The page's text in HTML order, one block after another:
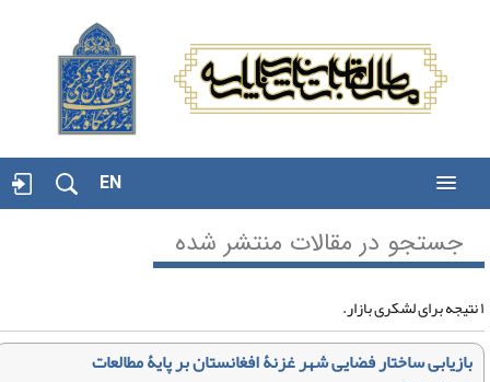
EN
جستجو در مقالات منتشر شده
بازیابی ساختار فضایی شهر غزنۀ افغانستان بر پایۀ مطالعات